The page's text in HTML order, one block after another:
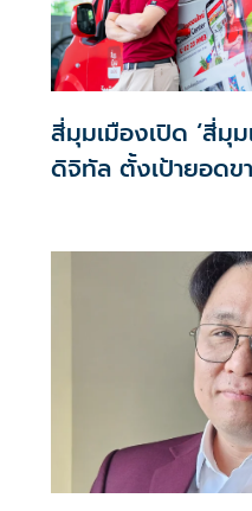
สี่มุมเมืองเปิด ‘สี่มุ
ดิจิทัล ตั้งเป้ายอดข